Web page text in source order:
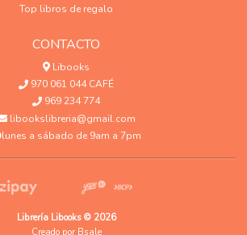
Top libros de regalo
CONTACTO
Libooks
970 061 044 CAFÉ
969 234 774
libookslibreria@gmail.com
lunes a sábado de 9am a 7pm
Librería Libooks © 2026
Creado por Bsale